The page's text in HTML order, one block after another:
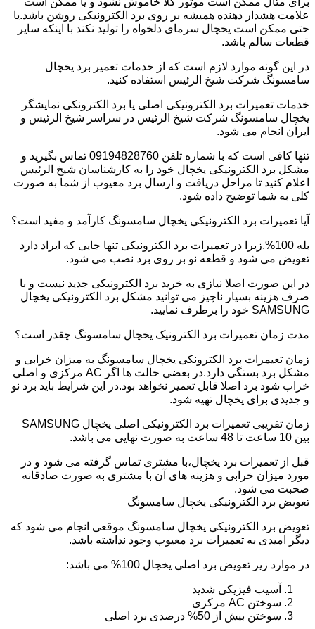
علامت هشدار دهنده همیشه بر روی برد الکترونیکی روشن باشد.یا
حتی ممکن است یخچال سرمای دلخواه را تولید نکند با اینکه سایر
قطعات سالم باشد.
در این گونه موارد لازم است که از خدمات تعمیر برد یخچال
سامسونگ شرکت شیخ الرئیس استفاده کنید.
خدمات تعمیرات برد الکترونیکی اصلی یا برد الکترونکی نمایشگر
یخچال سامسونگ شرکت شیخ الرئیس در سراسر شیخ الرئیس و
ایران انجام می شود.
تنها کافی است که با شماره تلفن 09194828760 تماس بگیرید و
مشکل برد الکترونیکی یخچال خود را به کارشناسان شیخ الرئیس
اعلام کنید تا مراحل دریافت و ارسال برد معیوب از شما به صورت
کلی به شما توضیح داده شود.
آیا تعمیرات برد الکترونیکی یخچال سامسونگ کارآمد و مفید است؟
بله 100%.زیرا در تعمیرات برد الکترونیکی تنها جایی که ایراد دارد
تعویض می شود و قطعه نو بر روی برد نصب می شود.
در این صورت اصلا نیازی به خرید برد الکترونیکی جدید نیست و با
صرف هزینه بسیار ناچیز می توانید مشکل برد الکترونیکی یخچال
SAMSUNG خود را برطرف نمایید.
مدت زمان تعمیرات برد الکترونیک یخچال سامسونگ چقدر است؟
زمان تعیمرات برد الکترونکی یخچال سامسونگ به میزان خرابی و
مشکل برد بستگی دارد.در بعضی حالت ها اگر AC مرکزی و اصلی
خراب شود برد اصلا قابل تعمیر نخواهد بود.در این شرایط باید برد نو
و جدیدی برای یخچال تهیه شود.
زمان تقریبی تعمیرات برد الکترونیکی اصلی یخچال SAMSUNG
بین 10 ساعت تا 48 ساعت به صورت نهایی می باشد.
قبل از تعمیرات برد یخچال،با مشتری تماس گرفته می شود و در
مورد میزان خرابی و هزینه های آن با مشتری به صورت صادقانه
صحبت می شود.
تعویض برد الکترونیکی یخچال سامسونگ
تعویض برد الکترونیکی یخچال سامسونگ موقعی انجام می شود که
دیگر امیدی به تعمیرات برد معیوب وجود نداشته باشد.
در موارد زیر تعویض برد اصلی یخچال 100% می باشد:
آسیب فیزیکی شدید
سوختن AC مرکزی
سوختن بیش از 50% درصدی برد اصلی